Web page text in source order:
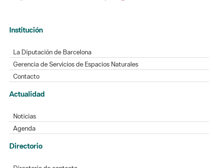
Institución
La Diputación de Barcelona
Gerencia de Servicios de Espacios Naturales
Contacto
Actualidad
Noticias
Agenda
Directorio